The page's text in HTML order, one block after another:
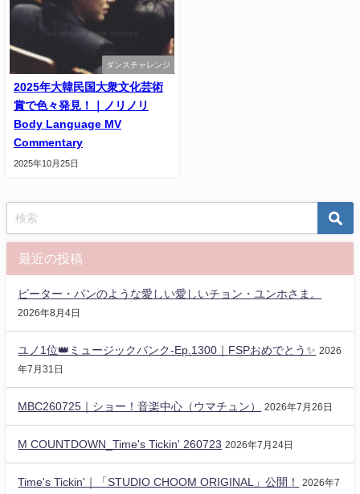
ダンスチャレンジ
2025年大韓民国大衆文化芸術
賞で色々発見！｜ノリノリ
Body Language MV
Commentary
2025年10月25日
最近の投稿
ピーター・パンのような愛しい愛しいチョン・ユンホさま。
2026年8月4日
ユノ1位👑ミュージックバンク-Ep.1300｜FSPおめでとう✨️ 2026
年7月31日
MBC260725｜ショー！音楽中心（ウマチュン） 2026年7月26日
M COUNTDOWN_Time's Tickin' 260723 2026年7月24日
Time's Tickin'｜「STUDIO CHOOM ORIGINAL」公開！
2026年7